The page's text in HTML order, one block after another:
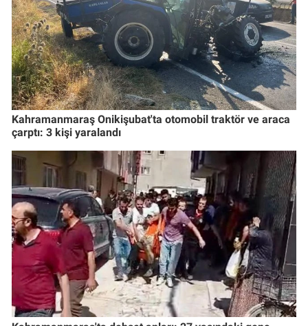
Kahramanmaraş Onikişubat'ta otomobil traktör ve araca
çarptı: 3 kişi yaralandı